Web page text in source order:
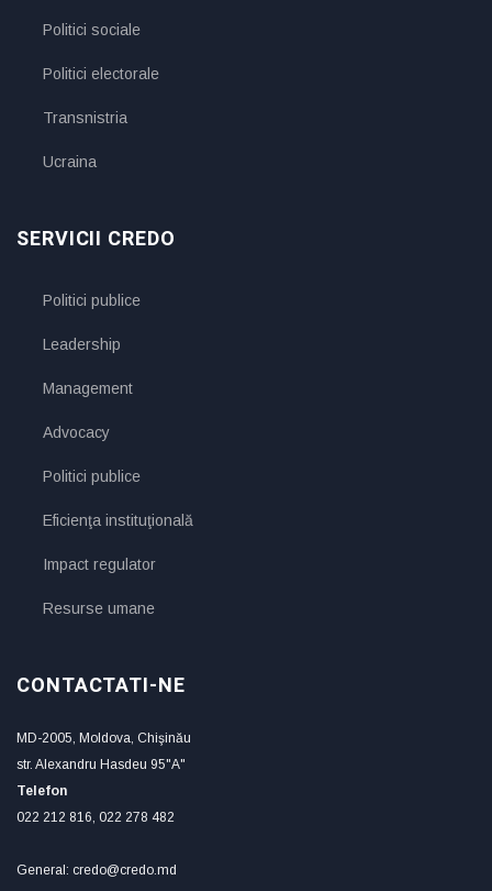
Politici sociale
Politici electorale
Transnistria
Ucraina
SERVICII CREDO
Politici publice
Leadership
Management
Advocacy
Politici publice
Eficienţa instituţională
Impact regulator
Resurse umane
CONTACTATI-NE
MD-2005, Moldova, Chişinău
str. Alexandru Hasdeu 95"A"
Telefon
022 212 816, 022 278 482
General: credo@credo.md